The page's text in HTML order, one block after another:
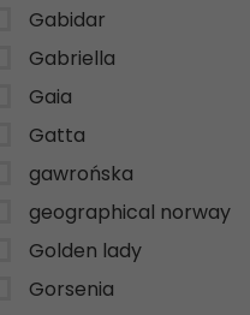
Gabidar
Gabriella
Gaia
Gatta
gawrońska
geographical norway
Golden lady
Gorsenia